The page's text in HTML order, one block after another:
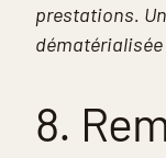
prestations.
8.